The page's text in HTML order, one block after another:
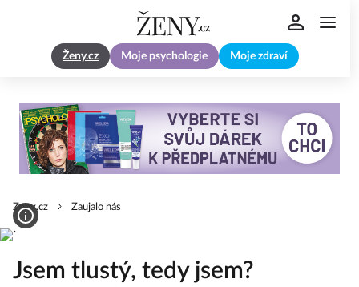
Ženy.cz Moje psychologie Moje zdraví
Zeny.cz Zaujalo nás
Jsem tlustý, tedy jsem?